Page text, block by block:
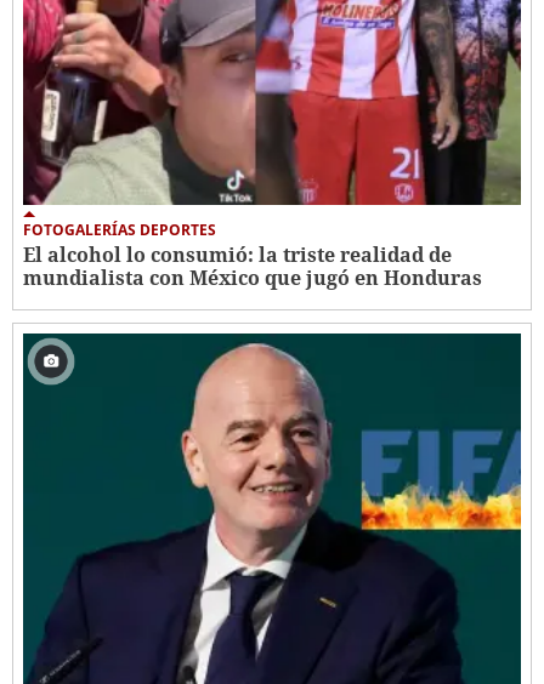
FOTOGALERÍAS DEPORTES
El alcohol lo consumió: la triste realidad de
mundialista con México que jugó en Honduras